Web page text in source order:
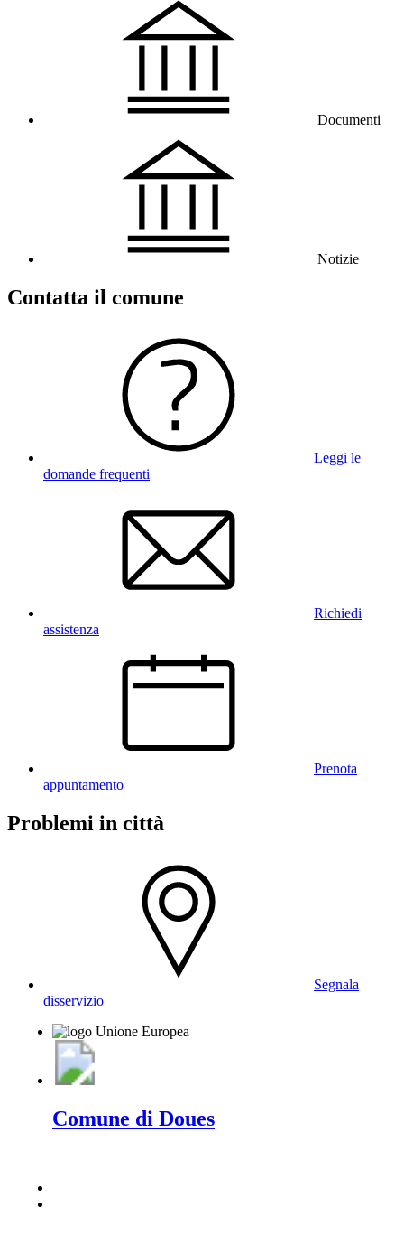
Documenti
Notizie
Contatta il comune
Leggi le
domande frequenti
Richiedi
assistenza
Prenota
appuntamento
Problemi in città
Segnala
disservizio
Comune di Doues